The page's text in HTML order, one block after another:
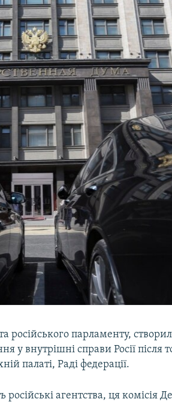
російського парламенту,
у внутрішні справи Росії після
палаті, Раді федерації.
агентства, ця комісія